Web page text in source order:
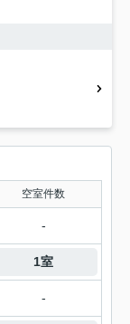
空室件数
-
1室
-